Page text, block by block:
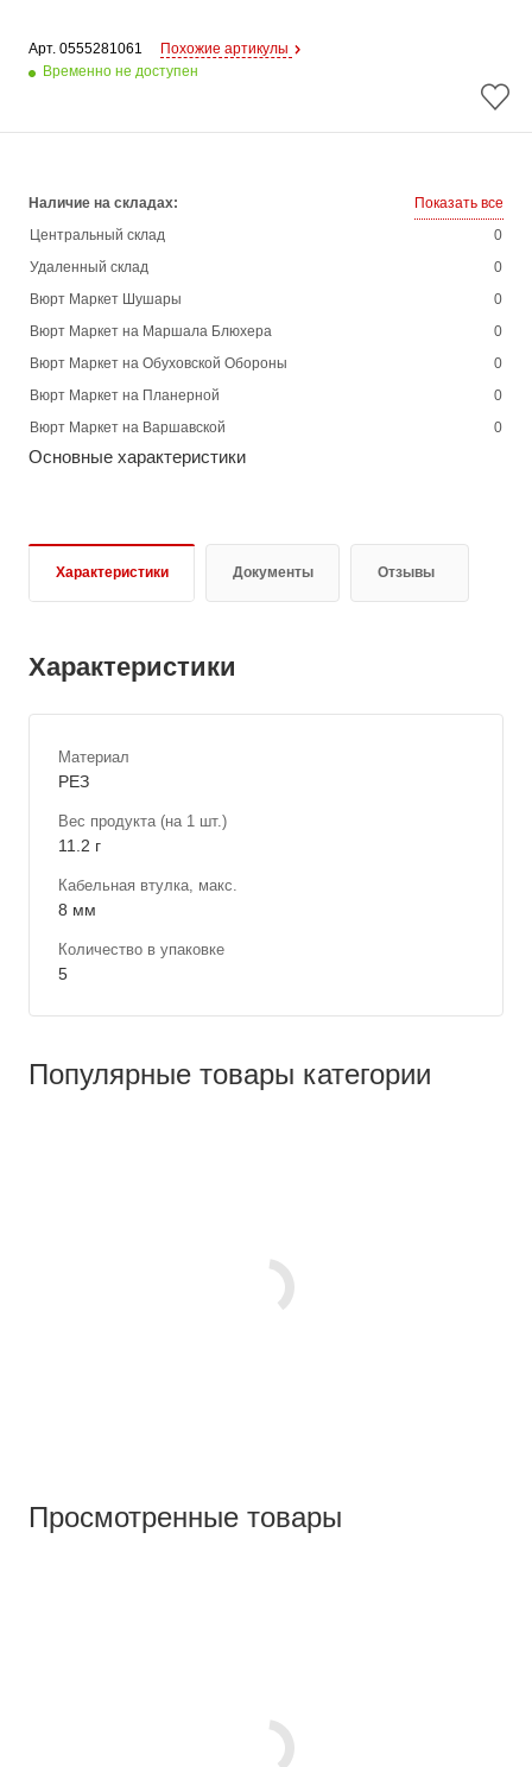
Арт. 0555281061
Похожие артикулы
Временно не доступен
Наличие на складах:
Показать все
Центральный склад
0
Удаленный склад
0
Вюрт Маркет Шушары
0
Вюрт Маркет на Маршала Блюхера
0
Вюрт Маркет на Обуховской Обороны
0
Вюрт Маркет на Планерной
0
Вюрт Маркет на Варшавской
0
Основные характеристики
Характеристики Документы Отзывы
Характеристики
Материал
РЕЗ
Вес продукта (на 1 шт.)
11.2 г
Кабельная втулка, макс.
8 мм
Количество в упаковке
5
Популярные товары категории
Просмотренные товары